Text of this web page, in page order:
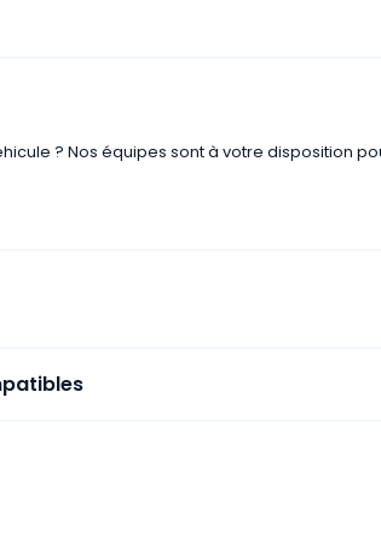
? Nos équipes sont à votre disposition